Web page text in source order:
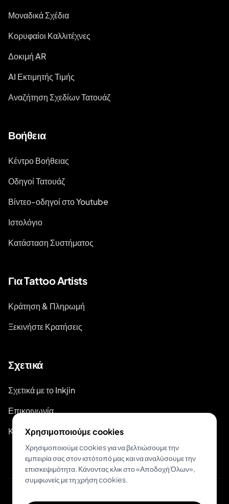
Μοναδικά Σχέδια
Κορυφαίοι Καλλιτέχνες
Δοκιμή AR
AI Εκτιμητής Τιμής
Αναζήτηση Σχεδίων Τατουάζ
Βοήθεια
Κέντρο Βοήθειας
Οδηγοί Τατουάζ
Βίντεο-οδηγοί στο Youtube
Ιστολόγιο
Κατάσταση Συστήματος
Για Tattoo Artists
Κράτηση & Πληρωμή
Ξεκινήστε Κρατήσεις
Σχετικά
Σχετικά με το Inkjin
Επικοινωνία
Κιτ Επωνυμίας
Χρησιμοποιούμε cookies
Χρησιμοποιούμε cookies για να βελτιώσουμε την
εμπειρία σας στον ιστότοπό μας και να αναλύσουμε την
επισκεψιμότητα. Κάνοντας κλικ στο «Αποδοχή Όλων»,
συμφωνείς με τη χρήση cookies.